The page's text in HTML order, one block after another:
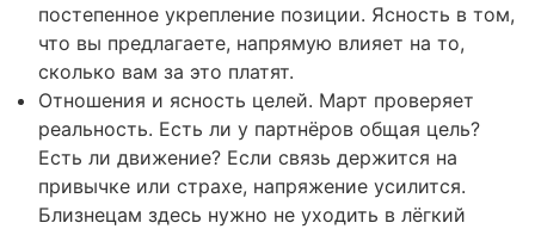
постепенное укрепление позиции. Ясность в том,
что вы предлагаете, напрямую влияет на то,
сколько вам за это платят.
Отношения и ясность целей. Март проверяет
реальность. Есть ли у партнёров общая цель?
Есть ли движение? Если связь держится на
привычке или страхе, напряжение усилится.
Близнецам здесь нужно не уходить в лёгкий